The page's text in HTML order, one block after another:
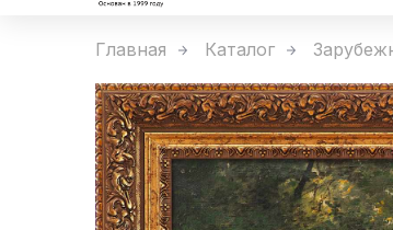
Главная Каталог